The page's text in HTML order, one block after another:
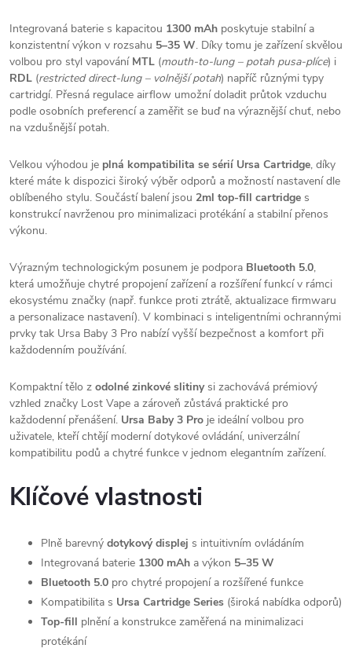
Integrovaná baterie s kapacitou 1300 mAh poskytuje stabilní a
konzistentní výkon v rozsahu 5–35 W. Díky tomu je zařízení skvělou
volbou pro styl vapování MTL (mouth-to-lung – potah pusa-plíce) i
RDL (restricted direct-lung – volnější potah) napříč různými typy
cartridgí. Přesná regulace airflow umožní doladit průtok vzduchu
podle osobních preferencí a zaměřit se buď na výraznější chuť, nebo
na vzdušnější potah.
Velkou výhodou je plná kompatibilita se sérií Ursa Cartridge, díky
které máte k dispozici široký výběr odporů a možností nastavení dle
oblíbeného stylu. Součástí balení jsou 2ml top-fill cartridge s
konstrukcí navrženou pro minimalizaci protékání a stabilní přenos
výkonu.
Výrazným technologickým posunem je podpora Bluetooth 5.0,
která umožňuje chytré propojení zařízení a rozšíření funkcí v rámci
ekosystému značky (např. funkce proti ztrátě, aktualizace firmwaru
a personalizace nastavení). V kombinaci s inteligentními ochrannými
prvky tak Ursa Baby 3 Pro nabízí vyšší bezpečnost a komfort při
každodenním používání.
Kompaktní tělo z odolné zinkové slitinysi zachovává prémiový
vzhled značky Lost Vape a zároveň zůstává praktické pro
každodenní přenášení. Ursa Baby 3 Pro je ideální volbou pro
uživatele, kteří chtějí moderní dotykové ovládání, univerzální
kompatibilitu podů a chytré funkce v jednom elegantním zařízení.
Klíčové vlastnosti
Plně barevný dotykový displej s intuitivním ovládáním
Integrovaná baterie 1300 mAh a výkon 5–35 W
Bluetooth 5.0 pro chytré propojení a rozšířené funkce
Kompatibilita s Ursa Cartridge Series (široká nabídka odporů)
Top-fill plnění a konstrukce zaměřená na minimalizaci
protékání